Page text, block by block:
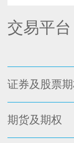
交易平台
证券及股票
期货及期权